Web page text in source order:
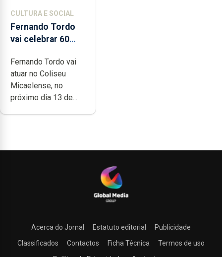
CULTURA E SOCIAL
Fernando Tordo
vai celebrar 60
no Coliseu
Micaelense
Fernando Tordo vai
atuar no Coliseu
Micaelense, no
próximo dia 13 de...
Acerca do Jornal Estatuto editorial
Publicidade
Classificados
Contactos Ficha Técnica
Termos de uso